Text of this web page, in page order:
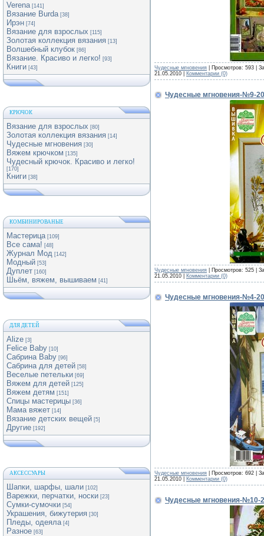
Verena [141]
Вязание Burda [38]
Ирэн [74]
Вязание для взрослых [115]
Золотая коллекция вязания [13]
Волшебный клубок [86]
Вязание. Красиво и легко! [93]
Книги [43]
КРЮЧОК
Вязание для взрослых [80]
Золотая коллекция вязания [14]
Чудесные мгновения [30]
Вяжем крючком [135]
Чудесный крючок. Красиво и легко!
[170]
Книги [38]
КОМБИНИРОВАНЫЕ
Мастерица [109]
Все сама! [48]
Журнал Мод [142]
Модный [53]
Дуплет [160]
Шьём, вяжем, вышиваем [41]
ДЛЯ ДЕТЕЙ
Alize [3]
Felice Baby [10]
Сабрина Baby [96]
Сабрина для детей [58]
Веселые петельки [69]
Вяжем для детей [125]
Вяжем детям [151]
Спицы мастерицы [36]
Мама вяжет [14]
Вязание детских вещей [5]
Другие [192]
АКСЕССУАРЫ
Шапки, шарфы, шали [102]
Варежки, перчатки, носки [23]
Сумки-сумочки [54]
Украшения, бижутерия [30]
Пледы, одеяла [4]
Разное [63]
Чудесные мгновения | Просмотров: 593 |
21.05.2010
Комментарии (0)
Чудесные мгновения-№9-
Чудесные мгновения | Просмотров: 525 |
21.05.2010
Комментарии (0)
Чудесные мгновения-№4-
Чудесные мгновения | Просмотров: 692 |
21.05.2010
Комментарии (0)
Чудесные мгновения-№10-